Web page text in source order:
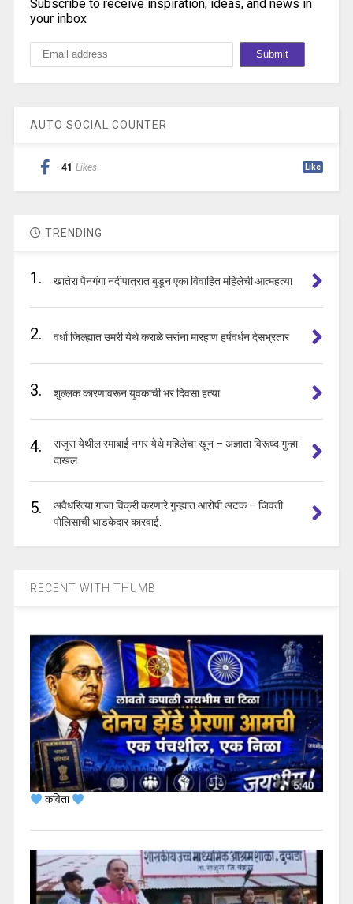
Subscribe to receive inspiration, ideas, and news in
your inbox
AUTO SOCIAL COUNTER
41 Likes Like
TRENDING
1. खातेरा पैनगंगा नदीपात्रात बुडून एका विवाहित महिलेची आत्महत्या
2. वर्धा जिल्ह्यात उमरी येथे कराळे सरांना मारहाण हर्षवर्धन देसभ्रतार
3. शुल्लक कारणावरून युवकाची भर दिवसा हत्या
4.
राजुरा येथील रमाबाई नगर येथे महिलेचा खून – अज्ञाता विरूध्द गुन्हा
दाखल
5.
अवैधरित्या गांजा विक्री करणारे गुन्ह्यात आरोपी अटक – जिवती
पोलिसाची धाडकेदार कारवाई.
RECENT WITH THUMB
कविता